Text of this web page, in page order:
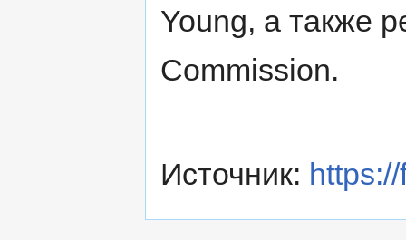
Young, а также
Commission.
Источник: